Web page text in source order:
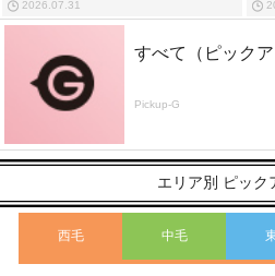
2026.07.31
すべて（ピック
Pickup-G
エリア別 ピック
西毛 中毛